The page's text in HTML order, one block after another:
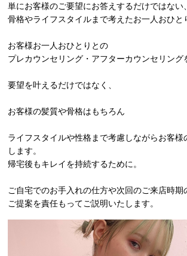
単にお客様のご要望にお答えするだけではない、
骨格やライフスタイルまで考えたお一人おひと
お客様お一人おひとりとの
プレカウンセリング・アフターカウンセリング
要望を叶えるだけではなく、
お客様の髪質や骨格はもちろん
ライフスタイルや性格まで考慮しながらお客様
します。
帰宅後もキレイを持続するために。
ご自宅でのお手入れの仕方や次回のご来店時期
ご提案を責任もってご説明いたします。